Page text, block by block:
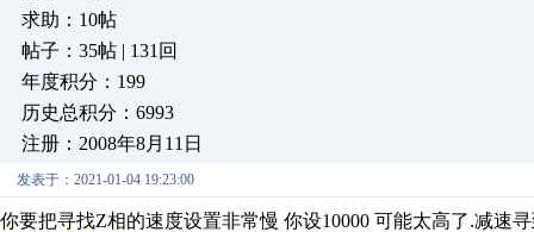
求助：10帖
帖子：35帖 | 131回
年度积分：199
历史总积分：6993
注册：2008年8月11日
发表于：2021-01-04 19:23:00
你要把寻找Z相的速度设置非常慢 你设10000 可能太高了.减速